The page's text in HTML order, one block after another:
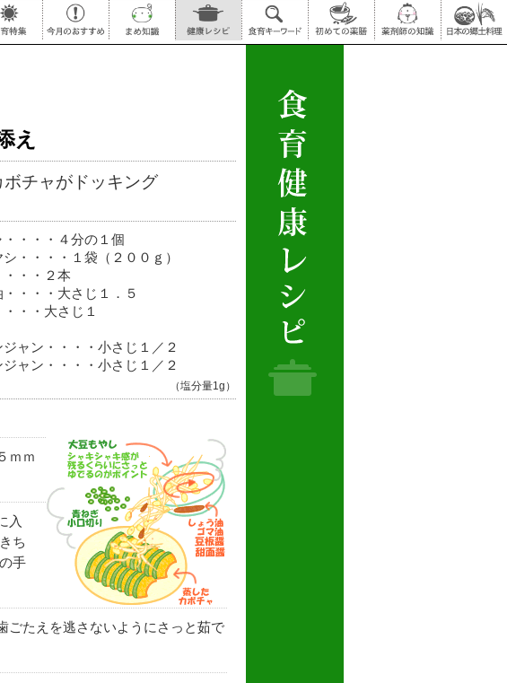
え
チャがドッキング
・・・・４分の１個
・・・・１袋（２００ｇ）
・・２本
・・・・大さじ１．５
・・大さじ１
ジャン・・・・小さじ１／２
ジャン・・・・小さじ１／２
（塩分量1g）
ｍｍ
入
ち
手
ごたえを逃さないようにさっと茹で